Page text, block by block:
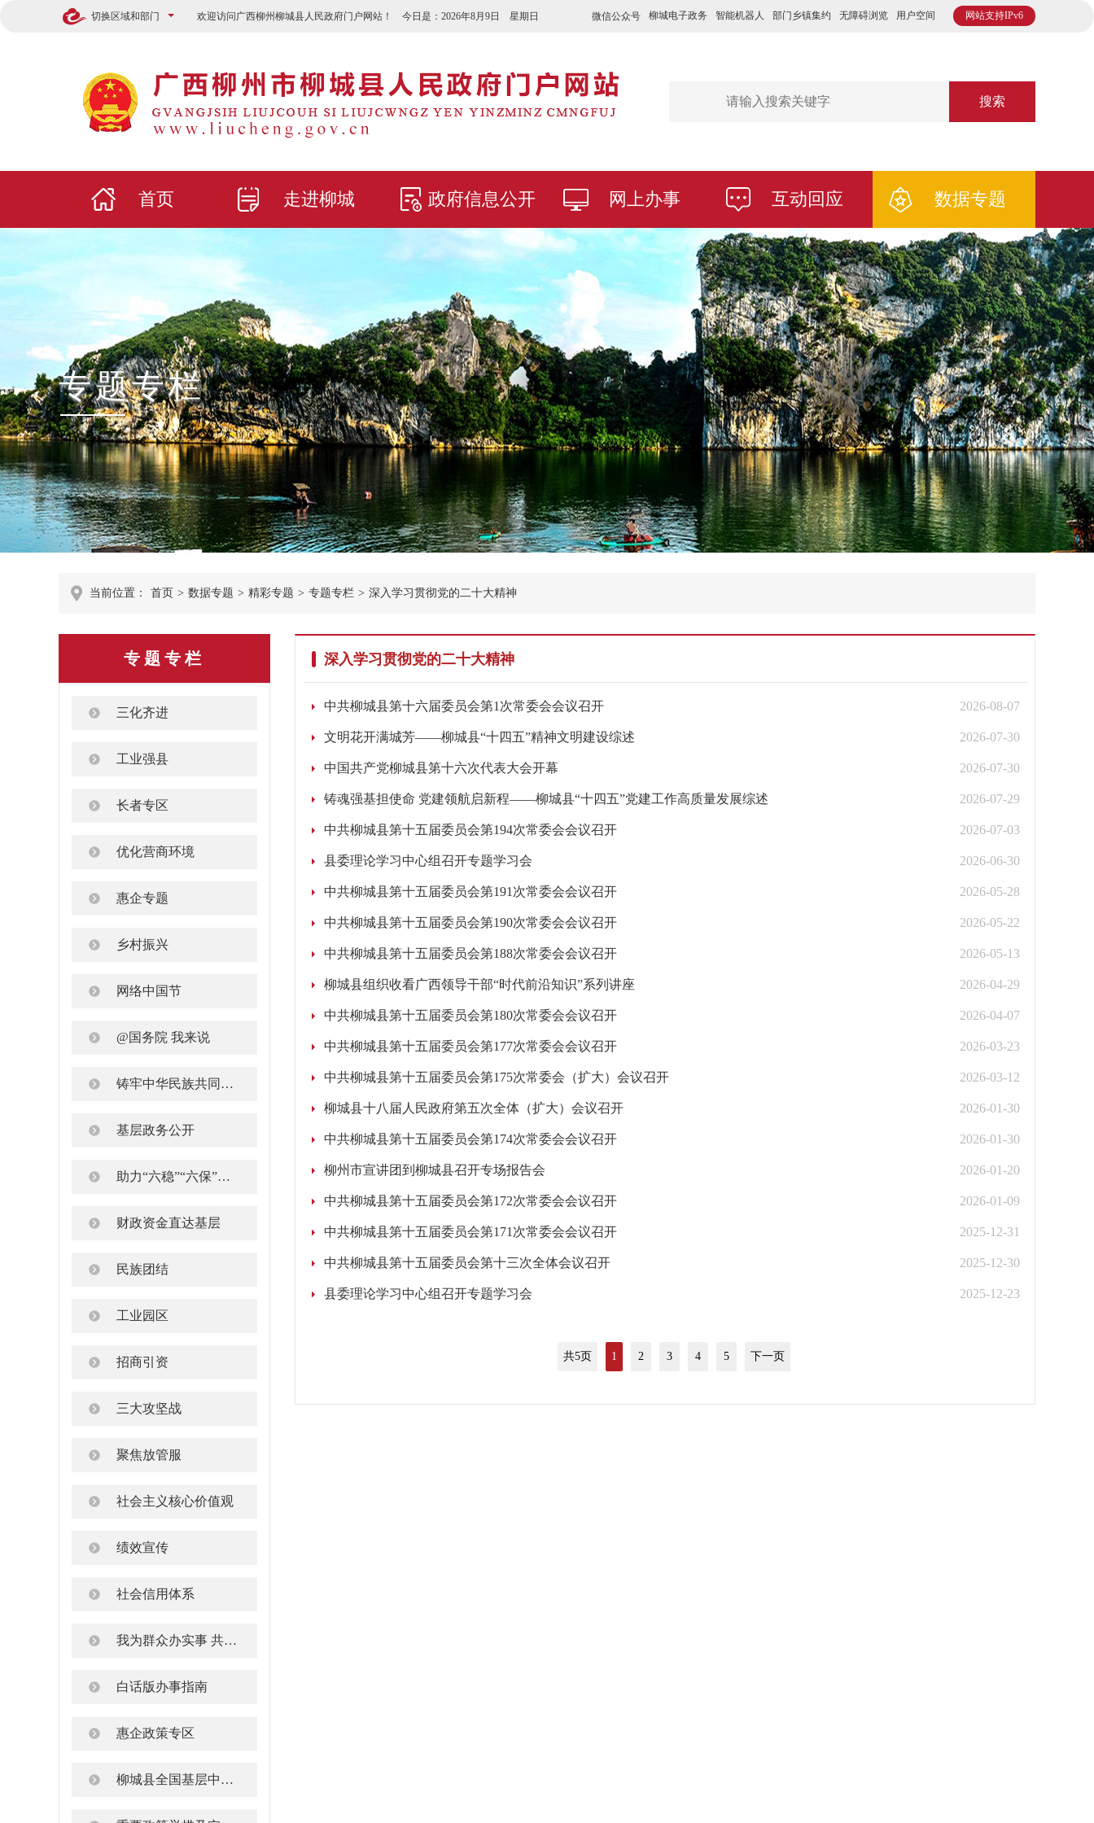
切换区域和部门 网站支持IPv6
微信公众号 柳城电子政务 智能机器人 部门乡镇集约 无障碍浏览 用户空间
欢迎访问广西柳州柳城县人民政府门户网站！ 今日是： 2026年8月9日 星期日
搜索
首页 走进柳城 政府信息公开 网上办事 互动回应 数据专题
专题专栏
当前位置： 首页 > 数据专题 > 精彩专题 > 专题专栏 > 深入学习贯彻党的二十大精神
专题专栏
三化齐进
工业强县
长者专区
优化营商环境
惠企专题
乡村振兴
网络中国节
@国务院 我来说
铸牢中华民族共同体意识
基层政务公开
助力“六稳”“六保”工作任务
财政资金直达基层
民族团结
工业园区
招商引资
三大攻坚战
聚焦放管服
社会主义核心价值观
绩效宣传
社会信用体系
我为群众办实事 共建共享文明城
白话版办事指南
惠企政策专区
柳城县全国基层中医药工作示范县建议和投诉平台
深入学习贯彻党的二十大精神
2026-08-07
中共柳城县第十六届委员会第1次常委会会议召开
2026-07-30
文明花开满城芳——柳城县“十四五”精神文明建设综述
2026-07-30
中国共产党柳城县第十六次代表大会开幕
2026-07-29
铸魂强基担使命 党建领航启新程——柳城县“十四五”党建工作高质量发展综述
2026-07-03
中共柳城县第十五届委员会第194次常委会会议召开
2026-06-30
县委理论学习中心组召开专题学习会
2026-05-28
中共柳城县第十五届委员会第191次常委会会议召开
2026-05-22
中共柳城县第十五届委员会第190次常委会会议召开
2026-05-13
中共柳城县第十五届委员会第188次常委会会议召开
2026-04-29
柳城县组织收看广西领导干部“时代前沿知识”系列讲座
2026-04-07
中共柳城县第十五届委员会第180次常委会会议召开
2026-03-23
中共柳城县第十五届委员会第177次常委会会议召开
2026-03-12
中共柳城县第十五届委员会第175次常委会（扩大）会议召开
2026-01-30
柳城县十八届人民政府第五次全体（扩大）会议召开
2026-01-30
中共柳城县第十五届委员会第174次常委会会议召开
2026-01-20
柳州市宣讲团到柳城县召开专场报告会
2026-01-09
中共柳城县第十五届委员会第172次常委会会议召开
2025-12-31
中共柳城县第十五届委员会第171次常委会会议召开
2025-12-30
中共柳城县第十五届委员会第十三次全体会议召开
2025-12-23
县委理论学习中心组召开专题学习会
共5页 1 2 3 4 5 下一页